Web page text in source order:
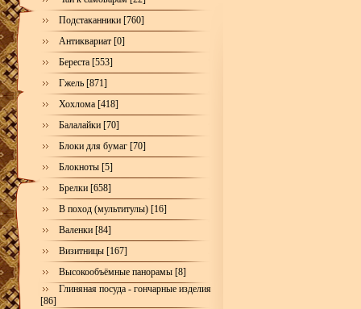
Подстаканники [760]
Антиквариат [0]
Береста [553]
Гжель [871]
Хохлома [418]
Балалайки [70]
Блоки для бумаг [70]
Блокноты [5]
Брелки [658]
В поход (мультитулы) [16]
Валенки [84]
Визитницы [167]
Высокообъёмные панорамы [8]
Глиняная посуда - гончарные изделия
[86]